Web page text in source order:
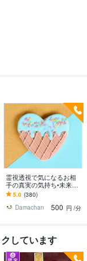
霊視透視で気になるお相
手の真実の気持ち•未来視
ます どんな悩みでも⭐︎人間
関係•未来•気持ち•動く時
期•視ます
5.0 (380)
Damachan
500 円 /分
しています